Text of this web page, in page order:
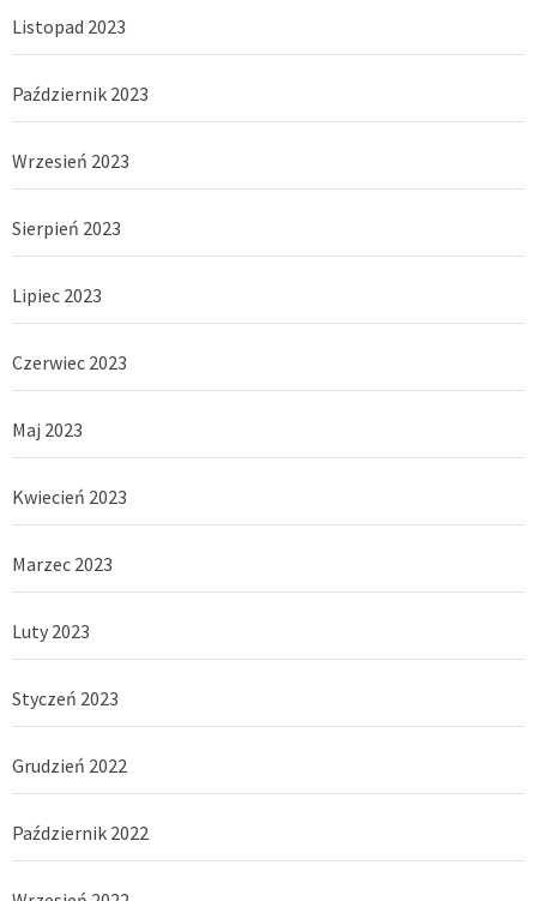
Listopad 2023
Październik 2023
Wrzesień 2023
Sierpień 2023
Lipiec 2023
Czerwiec 2023
Maj 2023
Kwiecień 2023
Marzec 2023
Luty 2023
Styczeń 2023
Grudzień 2022
Październik 2022